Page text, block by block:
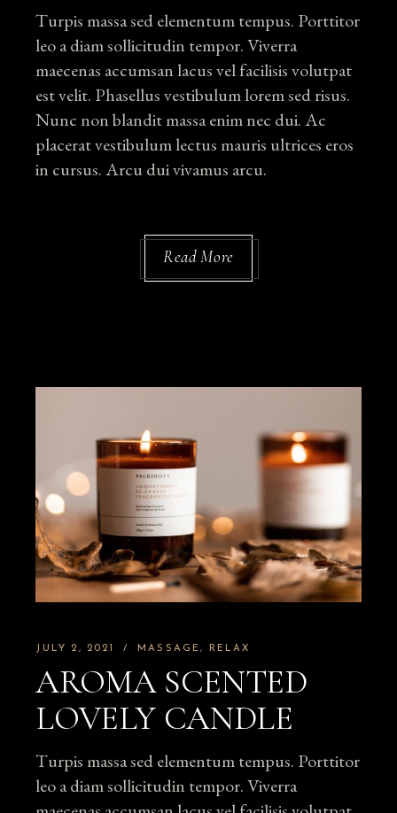
Turpis massa sed elementum tempus. Porttitor
leo a diam sollicitudin tempor. Viverra
maecenas accumsan lacus vel facilisis volutpat
est velit. Phasellus vestibulum lorem sed risus.
Nunc non blandit massa enim nec dui. Ac
placerat vestibulum lectus mauris ultrices eros
in cursus. Arcu dui vivamus arcu.
Read More
JULY 2, 2021 MASSAGE RELAX
AROMA SCENTED
LOVELY CANDLE
Turpis massa sed elementum tempus. Porttitor
leo a diam sollicitudin tempor. Viverra